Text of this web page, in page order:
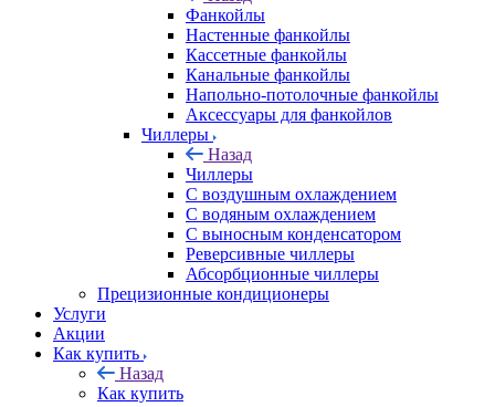
Фанкойлы
Настенные фанкойлы
Кассетные фанкойлы
Канальные фанкойлы
Напольно-потолочные фанкойлы
Аксессуары для фанкойлов
Чиллеры
Назад
Чиллеры
С воздушным охлаждением
С водяным охлаждением
С выносным конденсатором
Реверсивные чиллеры
Абсорбционные чиллеры
Прецизионные кондиционеры
Услуги
Акции
Как купить
Назад
Как купить